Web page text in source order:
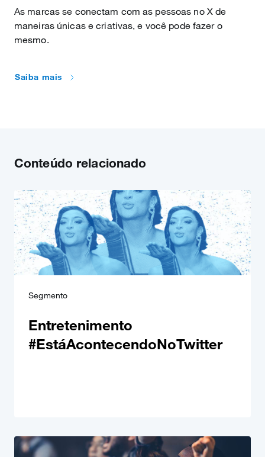
As marcas se conectam com as pessoas no X de
maneiras únicas e criativas, e você pode fazer o
mesmo.
Saiba mais
Conteúdo relacionado
Segmento
Entretenimento
#EstáAcontecendoNoTwitter